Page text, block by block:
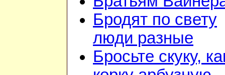
Бродят по свету
люди разные
Бросьте скуку,